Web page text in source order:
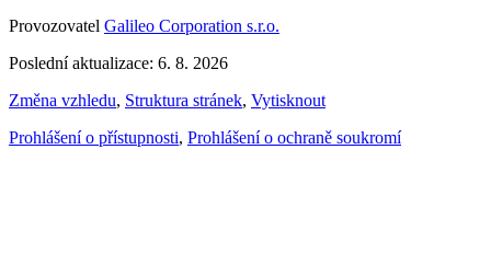
Provozovatel Galileo Corporation s.r.o.
Poslední aktualizace: 6. 8. 2026
Změna vzhledu, Struktura stránek, Vytisknout
Prohlášení o přístupnosti, Prohlášení o ochraně soukromí